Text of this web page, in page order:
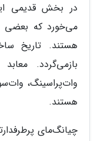
در بخش قدیمی
می‌خورد که بعضی
بازمی‌گردد.
وات‌پرا‌سینگ،
هستند.
چیانگ‌مای